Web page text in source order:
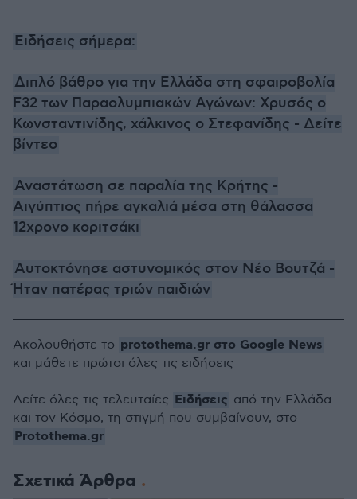
Ειδήσεις σήμερα:
Διπλό βάθρο για την Ελλάδα στη σφαιροβολία
F32 των Παραολυμπιακών Αγώνων: Χρυσός ο
Κωνσταντινίδης, χάλκινος ο Στεφανίδης - Δείτε
βίντεο
Αναστάτωση σε παραλία της Κρήτης -
Αιγύπτιος πήρε αγκαλιά μέσα στη θάλασσα
12χρονο κοριτσάκι
Αυτοκτόνησε αστυνομικός στον Νέο Βουτζά -
Ήταν πατέρας τριών παιδιών
Σχετικά Άρθρα
Ακολουθήστε το protothema.gr στο Google News
και μάθετε πρώτοι όλες τις ειδήσεις
Δείτε όλες τις τελευταίες Ειδήσεις από την Ελλάδα
και τον Κόσμο, τη στιγμή που συμβαίνουν, στο
Protothema.gr